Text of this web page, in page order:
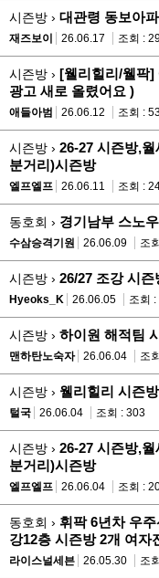
시즌방 › 대관령 동보아
재즈보이 26.06.17 조회 :
시즌방 › [웰리힐리/웰팍]
광고 새로 올렸어요 )
애들아범 26.06.12 조회 :
시즌방 › 26-27 시즌방,
분거리)시즌방
엘프엘프 26.06.11 조회 :
동호회 › 경기남부 스노
수삼승격기원 26.06.09 조
시즌방 › 26/27 조강 시
Hyeoks_K 26.06.05 조회
시즌방 › 하이원 해적팀
맨하탄노숙자 26.06.04 조
시즌방 › 웰리힐리 시즌
털국 26.06.04 조회 : 303
시즌방 › 26-27 시즌방,
분거리)시즌방
엘프엘프 26.06.04 조회 :
동호회 › 휘팍 6년차 우
강12층 시즌방 2개 여자
라이스널세븐 26.05.30 조